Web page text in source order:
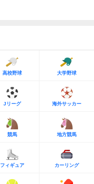
高校野球 大学野球
Jリーグ 海外サッカー
競馬 地方競馬
フィギュア カーリング